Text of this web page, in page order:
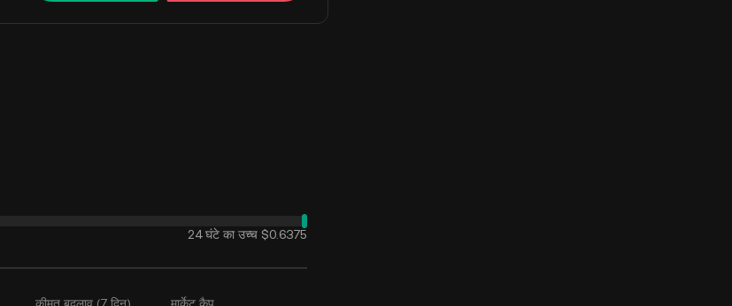
24 घंटे का उच्च $0.6375